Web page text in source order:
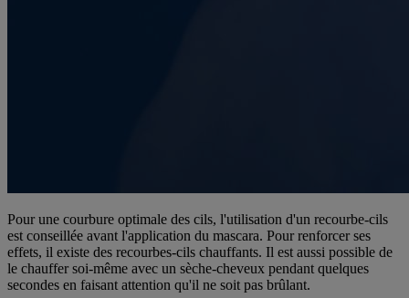
Pour une courbure optimale des cils, l'utilisation d'un recourbe-cils
est conseillée avant l'application du mascara. Pour renforcer ses
effets, il existe des recourbes-cils chauffants. Il est aussi possible de
le chauffer soi-même avec un sèche-cheveux pendant quelques
secondes en faisant attention qu'il ne soit pas brûlant.